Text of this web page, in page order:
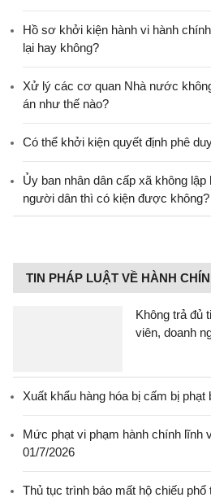
Hồ sơ khởi kiện hành vi hành
lại hay không?
Xử lý các cơ quan Nhà nước
án như thế nào?
Có thể khởi kiện quyết định phê
Ủy ban nhân dân cấp xã không
người dân thì có kiện được không?
TIN PHÁP LUẬT VỀ HÀNH
Không trả đủ
viên, doanh
Xuất khẩu hàng hóa bị cấm bị phạt
Mức phạt vi phạm hành chính lĩnh
01/7/2026
Thủ tục trình báo mất hộ chiếu